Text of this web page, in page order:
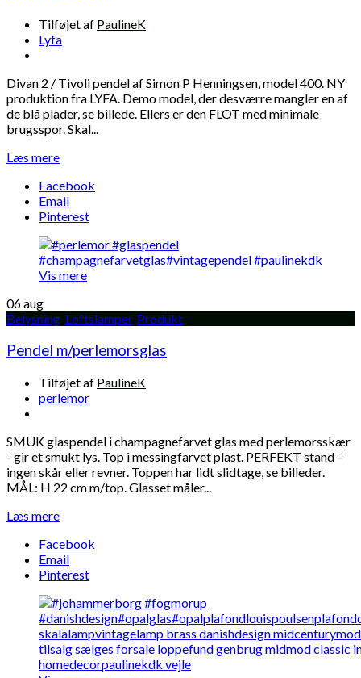
Tilføjet af PaulineK
Lyfa
Divan 2 / Tivoli pendel af Simon P Henningsen, model 400. NY
produktion fra LYFA. Demo model, der desværre mangler en af
de blå plader, se billede. Ellers er den FLOT med minimale
brugsspor. Skal...
Læs mere
Facebook
Email
Pinterest
Vis mere
06aug
Belysning Loftslamper, Produkt
Pendel m/perlemorsglas
Tilføjet af PaulineK
perlemor
SMUK glaspendel i champagnefarvet glas med perlemorsskær
- gir et smukt lys. Top i messingfarvet plast. PERFEKT stand –
ingen skår eller revner. Toppen har lidt slidtage, se billeder.
MÅL: H 22 cm m/top. Glasset måler...
Læs mere
Facebook
Email
Pinterest